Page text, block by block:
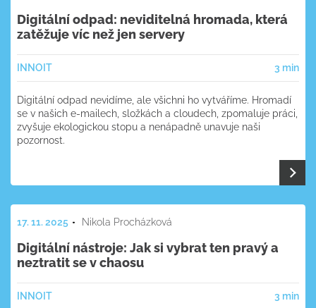
Digitální odpad: neviditelná hromada, která
zatěžuje víc než jen servery
INNOIT 3 min
Digitální odpad nevidíme, ale všichni ho vytváříme. Hromadí
se v našich e-mailech, složkách a cloudech, zpomaluje práci,
zvyšuje ekologickou stopu a nenápadně unavuje naši
pozornost.
17. 11. 2025 Nikola Procházková
Digitální nástroje: Jak si vybrat ten pravý a
neztratit se v chaosu
INNOIT 3 min